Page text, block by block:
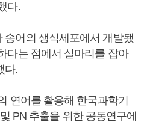
다.
송어의 생식세포에서 개발됐
다는 점에서 실마리를 잡아
다.
연어를 활용해 한국과학기
PN 추출을 위한 공동연구에